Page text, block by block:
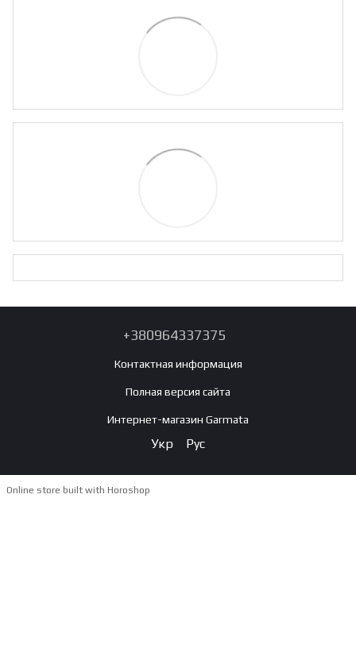
+380964337375
Контактная информация
Полная версия сайта
Интернет-магазин Garmata
Укр Рус
Online store built with Horoshop